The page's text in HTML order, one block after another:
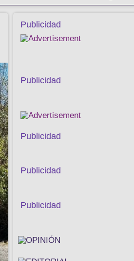
Publicidad
Publicidad
Publicidad
Publicidad
Publicidad